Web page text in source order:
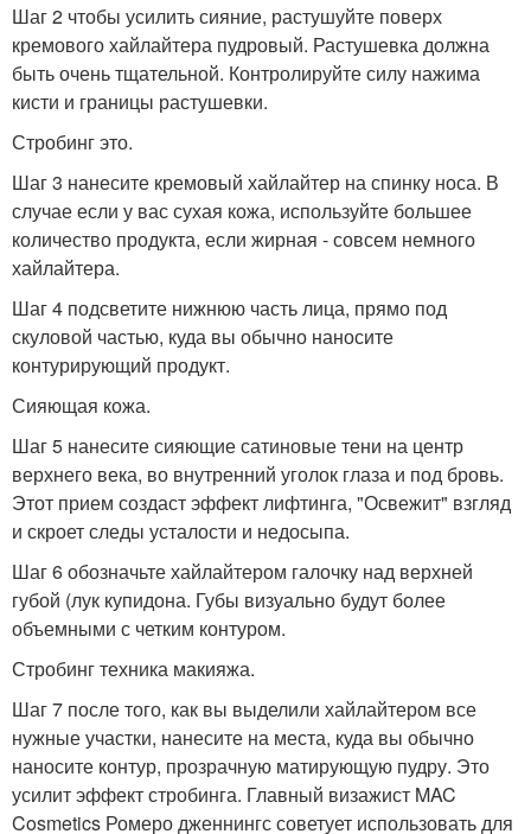
Шаг 2 чтобы усилить сияние, растушуйте поверх
кремового хайлайтера пудровый. Растушевка должна
быть очень тщательной. Контролируйте силу нажима
кисти и границы растушевки.
Стробинг это.
Шаг 3 нанесите кремовый хайлайтер на спинку носа. В
случае если у вас сухая кожа, используйте большее
количество продукта, если жирная - совсем немного
хайлайтера.
Шаг 4 подсветите нижнюю часть лица, прямо под
скуловой частью, куда вы обычно наносите
контурирующий продукт.
Сияющая кожа.
Шаг 5 нанесите сияющие сатиновые тени на центр
верхнего века, во внутренний уголок глаза и под бровь.
Этот прием создаст эффект лифтинга, "Освежит" взгляд
и скроет следы усталости и недосыпа.
Шаг 6 обозначьте хайлайтером галочку над верхней
губой (лук купидона. Губы визуально будут более
объемными с четким контуром.
Стробинг техника макияжа.
Шаг 7 после того, как вы выделили хайлайтером все
нужные участки, нанесите на места, куда вы обычно
наносите контур, прозрачную матирующую пудру. Это
усилит эффект стробинга. Главный визажист MAC
Cosmetics Ромеро дженнингс советует использовать для